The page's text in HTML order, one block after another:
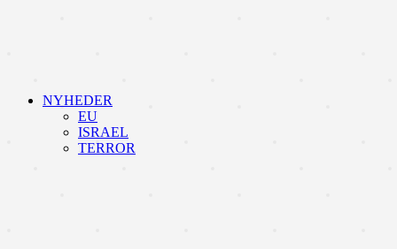
NYHEDER
EU
ISRAEL
TERROR